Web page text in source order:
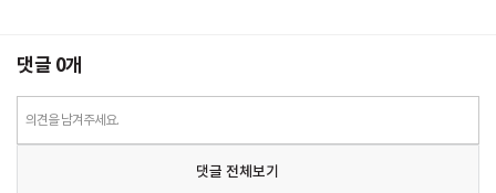
댓글 0개
의견을 남겨주세요.
댓글 전체보기